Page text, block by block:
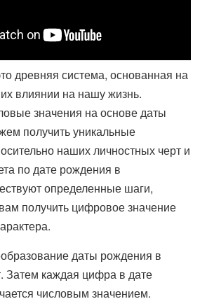
древняя система, основанная на
влиянии на нашу жизнь.
значения на основе даты
получить уникальные
наших личностных черт и
по дате рождения в
определенные шаги,
получить цифровое значение
даты рождения в
Затем каждая цифра в дате
числовым значением.